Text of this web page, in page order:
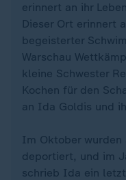
erinnert an ihr
Dieser Ort erinnert
begeisterter
Warschau
kleine Schwester
Kochen für den
an Ida Goldis und
Im Oktober wurden
deportiert, und im
schrieb Ida ein